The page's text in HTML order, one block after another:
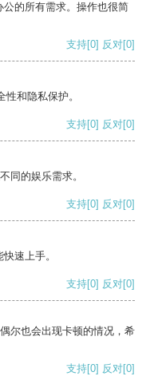
的所有需求。操作也很简
支持[0] 反对[0]
和隐私保护。
支持[0] 反对[0]
同的娱乐需求。
支持[0] 反对[0]
速上手。
支持[0] 反对[0]
尔也会出现卡顿的情况，希
支持[0] 反对[0]